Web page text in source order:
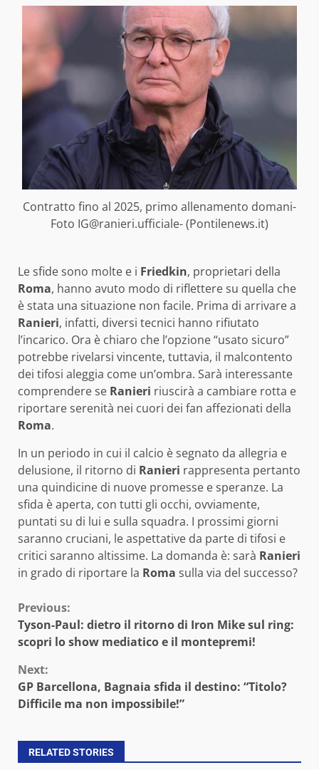
Contratto fino al 2025, primo allenamento domani-
Foto IG@ranieri.ufficiale- (Pontilenews.it)
Le sfide sono molte e i Friedkin, proprietari della
Roma, hanno avuto modo di riflettere su quella che
è stata una situazione non facile. Prima di arrivare a
Ranieri, infatti, diversi tecnici hanno rifiutato
l’incarico. Ora è chiaro che l’opzione “usato sicuro”
potrebbe rivelarsi vincente, tuttavia, il malcontento
dei tifosi aleggia come un’ombra. Sarà interessante
comprendere se Ranieri riuscirà a cambiare rotta e
riportare serenità nei cuori dei fan affezionati della
Roma.
In un periodo in cui il calcio è segnato da allegria e
delusione, il ritorno di Ranieri rappresenta pertanto
una quindicine di nuove promesse e speranze. La
sfida è aperta, con tutti gli occhi, ovviamente,
puntati su di lui e sulla squadra. I prossimi giorni
saranno cruciani, le aspettative da parte di tifosi e
critici saranno altissime. La domanda è: sarà Ranieri
in grado di riportare la Roma sulla via del successo?
Continue
Reading
Previous:
Tyson-Paul: dietro il ritorno di Iron Mike sul ring:
scopri lo show mediatico e il montepremi!
Next:
GP Barcellona, Bagnaia sfida il destino: “Titolo?
Difficile ma non impossibile!”
RELATED STORIES